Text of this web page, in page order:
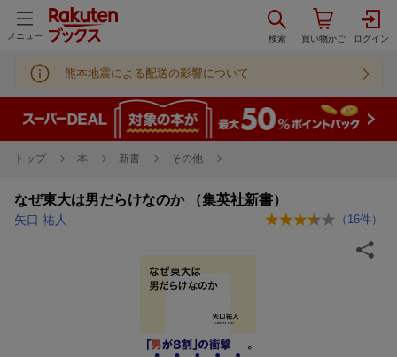
メニュー
熊本地震による配送の影響について
トップ 本 新書 その他
なぜ東大は男だらけなのか （集英社新書）
矢口 祐人 （ 16件）